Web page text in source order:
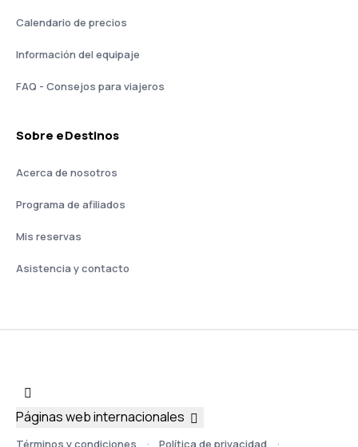
Calendario de precios
Información del equipaje
FAQ - Consejos para viajeros
Sobre eDestinos
Acerca de nosotros
Programa de afiliados
Mis reservas
Asistencia y contacto
Términos y condiciones Política de privacidad
Páginas web internacionales